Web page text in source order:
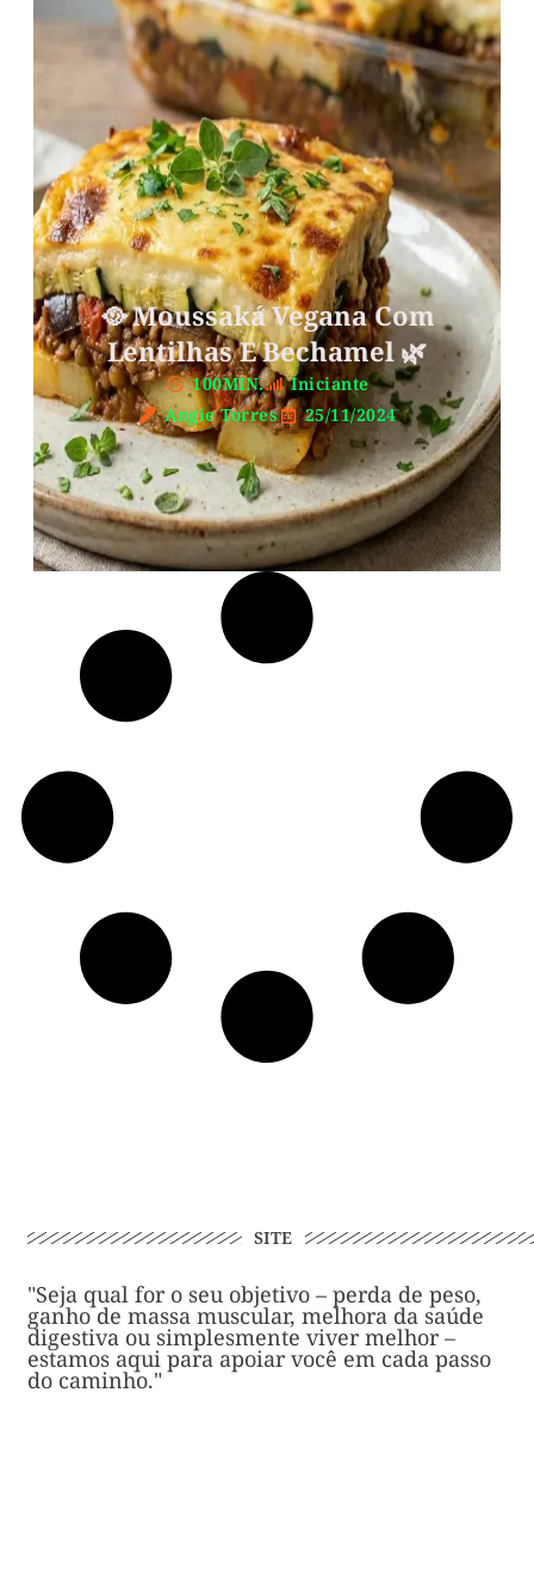
🥘 Moussaká Vegana Com
Lentilhas E Bechamel 🌿
100MIN.
Iniciante
Angie Torres
25/11/2024
SITE
"Seja qual for o seu objetivo – perda de peso,
ganho de massa muscular, melhora da saúde
digestiva ou simplesmente viver melhor –
estamos aqui para apoiar você em cada passo
do caminho."